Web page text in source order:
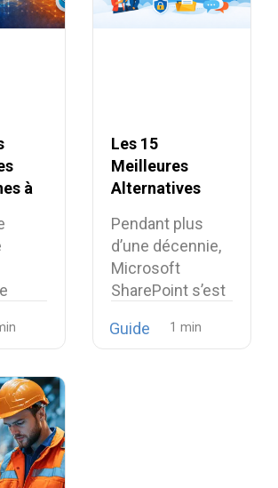
à
Ce
Les 15
Meilleures
Alternatives
européennes à
Microsoft
SharePoint
Pendant plus
d’une décennie,
Microsoft
SharePoint s’est
le choix quasi…
Guide